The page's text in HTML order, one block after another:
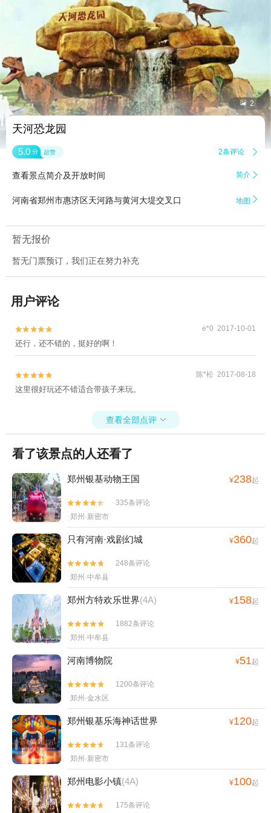
 2
天河恐龙园
5.0 分 超赞 2条评论 
查看景点简介及开放时间 简介 
河南省郑州市惠济区天河路与黄河大堤交叉口 地图 
暂无报价
暂无门票预订，我们正在努力补充
用户评论

 e*0 2017-10-01
还行，还不错的，挺好的啊！

 陈*松 2017-08-18
这里很好玩还不错适合带孩子来玩。
查看全部点评 
看了该景点的人还看了
郑州银基动物王国 ¥238起


335条评论
郑州·新密市
只有河南·戏剧幻城 ¥360起


248条评论
郑州·中牟县
郑州方特欢乐世界(4A) ¥158起


1882条评论
郑州·中牟县
河南博物院 ¥51起


1200条评论
郑州·金水区
郑州银基乐海神话世界 ¥120起


131条评论
郑州·新密市
郑州电影小镇(4A) ¥100起

 175条评论